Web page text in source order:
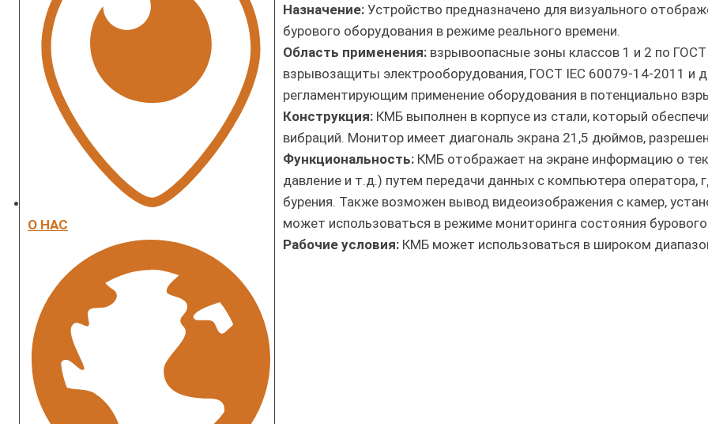
О НАС
Назначение: Устройство предназначено для визуального
бурового оборудования в режиме реального времени.
Область применения: взрывоопасные зоны классов 1 и 2 по
взрывозащиты электрооборудования, ГОСТ IEC 60079-14-2011 и
регламентирующим применение оборудования в потенциально
Конструкция: КМБ выполнен в корпусе из стали, который
вибраций. Монитор имеет диагональ экрана 21,5 дюймов,
Функциональность: КМБ отображает на экране информацию о
давление и т.д.) путем передачи данных с компьютера
бурения. Также возможен вывод видеоизображения с камер,
может использоваться в режиме мониторинга состояния
Рабочие условия: КМБ может использоваться в широком